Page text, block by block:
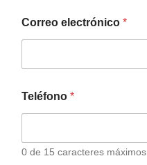
Correo electrónico *
Teléfono *
0 de 15 caracteres máximos.